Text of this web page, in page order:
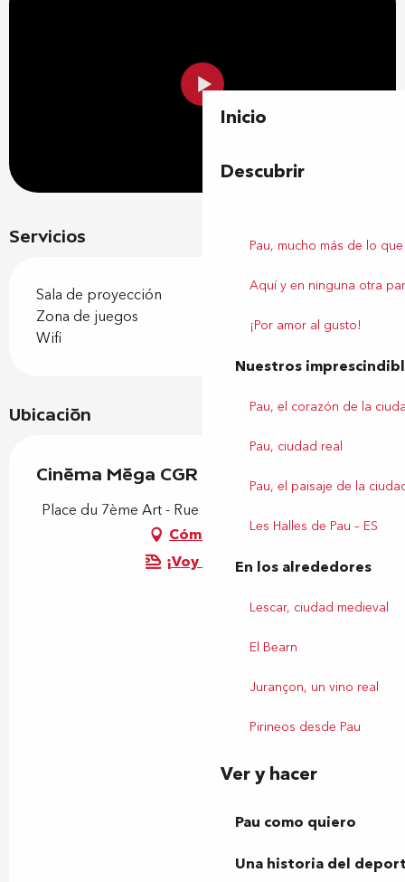
Inicio
Descubrir
Pau, mucho más de lo
Aquí y en ninguna otra
¡Por amor al gusto!
Nuestros
Pau, el corazón de la
Pau, ciudad real
Pau, el paisaje de la
Les Halles de Pau – ES
En los alrededores
Lescar, ciudad medieval
El Bearn
Jurançon, un vino real
Pirineos desde Pau
Ver y hacer
Pau como quiero
Una historia del
Servicios
Sala de proyección
Zona de juegos
Wifi
Ubicación
Cinéma Méga CGR
Place du 7ème Art - Rue André Mitton, 64000 Pau
Cómo llegar
¡Voy en tren!